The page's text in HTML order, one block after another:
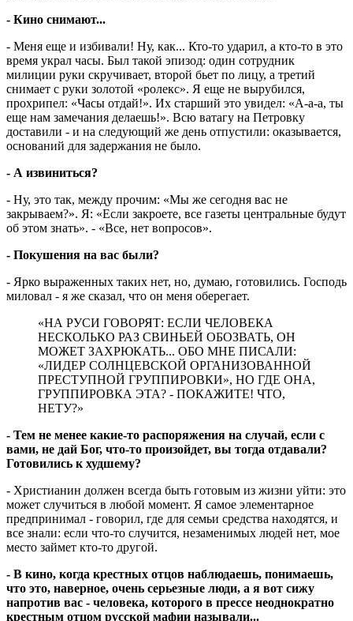
- Кино снимают...
- Меня еще и избивали! Ну, как... Кто-то ударил, а кто-то в это
время украл часы. Был такой эпизод: один сотрудник
милиции руки скручивает, второй бьет по лицу, а третий
снимает с руки золотой «ролекс». Я еще не вырубился,
прохрипел: «Часы отдай!». Их старший это увидел: «А-а-а, ты
еще нам замечания делаешь!». Всю ватагу на Петровку
доставили - и на следующий же день отпустили: оказывается,
оснований для задержания не было.
- А извиниться?
- Ну, это так, между прочим: «Мы же сегодня вас не
закрываем?». Я: «Если закроете, все газеты центральные будут
об этом знать». - «Все, нет вопросов».
- Покушения на вас были?
- Ярко выраженных таких нет, но, думаю, готовились. Господь
миловал - я же сказал, что он меня оберегает.
«НА РУСИ ГОВОРЯТ: ЕСЛИ ЧЕЛОВЕКА
НЕСКОЛЬКО РАЗ СВИНЬЕЙ ОБОЗВАТЬ, ОН
МОЖЕТ ЗАХРЮКАТЬ... ОБО МНЕ ПИСАЛИ:
«ЛИДЕР СОЛНЦЕВСКОЙ ОРГАНИЗОВАННОЙ
ПРЕСТУПНОЙ ГРУППИРОВКИ», НО ГДЕ ОНА,
ГРУППИРОВКА ЭТА? - ПОКАЖИТЕ! ЧТО,
НЕТУ?»
- Тем не менее какие-то распоряжения на случай, если с
вами, не дай Бог, что-то произойдет, вы тогда отдавали?
Готовились к худшему?
- Христианин должен всегда быть готовым из жизни уйти: это
может случиться в любой момент. Я самое элементарное
предпринимал - говорил, где для семьи средства находятся, и
все знали: если что-то случится, незаменимых людей нет, мое
место займет кто-то другой.
- В кино, когда крестных отцов наблюдаешь, понимаешь,
что это, наверное, очень серьезные люди, а я вот сижу
напротив вас - человека, которого в прессе неоднократно
крестным отцом русской мафии называли...